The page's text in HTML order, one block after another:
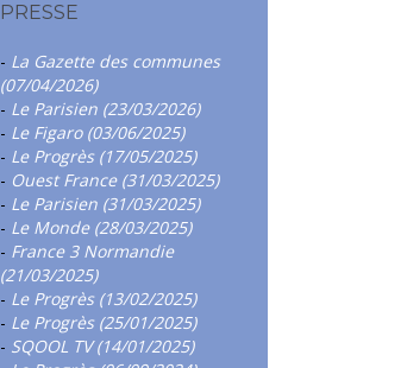
PRESSE
- La Gazette des communes
(07/04/2026)
- Le Parisien (23/03/2026)
- Le Figaro (03/06/2025)
- Le Progrès (17/05/2025)
- Ouest France (31/03/2025)
- Le Parisien (31/03/2025)
- Le Monde (28/03/2025)
- France 3 Normandie
(21/03/2025)
- Le Progrès (13/02/2025)
- Le Progrès (25/01/2025)
- SQOOL TV (14/01/2025)